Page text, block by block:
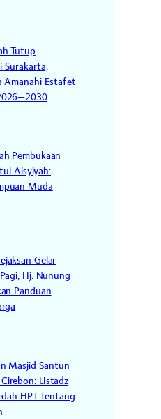
Tutup
Surakarta,
Amanahi Estafet
Pembukaan
Aisyiyah:
Muda
Gelar
Hj. Nunung
Panduan
Masjid Santun
Ustadz
HPT tentang